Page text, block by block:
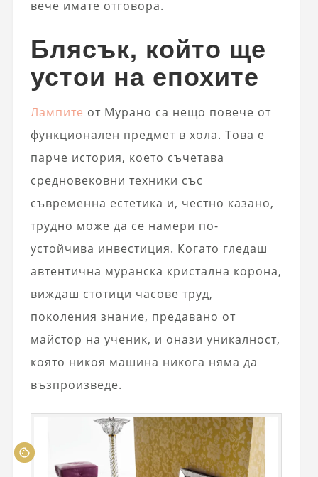
вече имате отговора.
Блясък, който ще
устои на епохите
Лампите от Мурано са нещо повече от
функционален предмет в хола. Това е
парче история, което съчетава
средновековни техники със
съвременна естетика и, честно казано,
трудно може да се намери по-
устойчива инвестиция. Когато гледаш
автентична муранска кристална корона,
виждаш стотици часове труд,
поколения знание, предавано от
майстор на ученик, и онази уникалност,
която никоя машина никога няма да
възпроизведе.